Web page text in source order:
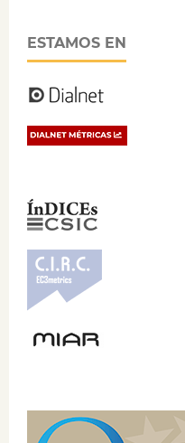
ESTAMOS EN